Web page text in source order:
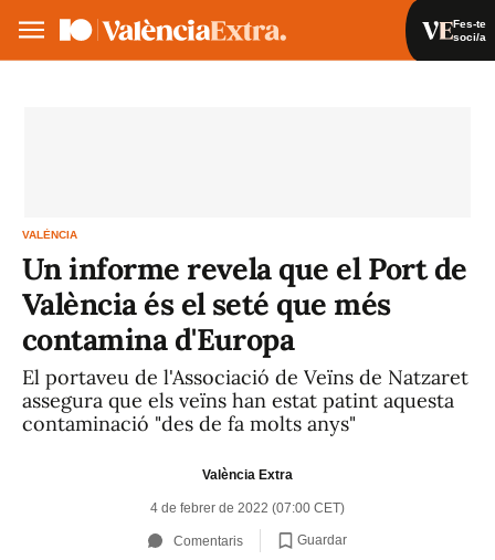
Fes-te
soci/a
VALÈNCIA
Un informe revela que el Port de
València és el seté que més
contamina d'Europa
El portaveu de l'Associació de Veïns de Natzaret
assegura que els veïns han estat patint aquesta
contaminació "des de fa molts anys"
València Extra
4 de febrer de 2022 (07:00 CET)
Comentaris Guardar